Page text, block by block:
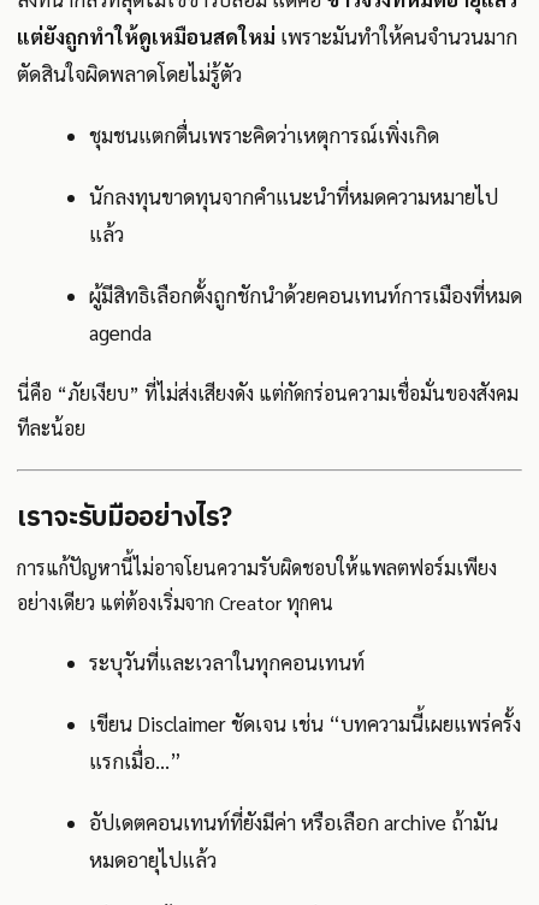
แต่ยังถูกทำให้ดูเหมือนสดใหม่ เพราะมันทำให้คนจำนวนมาก
ตัดสินใจผิดพลาดโดยไม่รู้ตัว
ชุมชนแตกตื่นเพราะคิดว่าเหตุการณ์เพิ่งเกิด
นักลงทุนขาดทุนจากคำแนะนำที่หมดความหมายไป
แล้ว
ผู้มีสิทธิเลือกตั้งถูกชักนำด้วยคอนเทนท์การเมืองที่หมด
agenda
นี่คือ “ภัยเงียบ” ที่ไม่ส่งเสียงดัง แต่กัดกร่อนความเชื่อมั่นของสังคม
ทีละน้อย
เราจะรับมืออย่างไร?
การแก้ปัญหานี้ไม่อาจโยนความรับผิดชอบให้แพลตฟอร์มเพียง
อย่างเดียว แต่ต้องเริ่มจาก Creator ทุกคน
ระบุวันที่และเวลาในทุกคอนเทนท์
เขียน Disclaimer ชัดเจน เช่น “บทความนี้เผยแพร่ครั้ง
แรกเมื่อ…”
อัปเดตคอนเทนท์ที่ยังมีค่า หรือเลือก archive ถ้ามัน
หมดอายุไปแล้ว